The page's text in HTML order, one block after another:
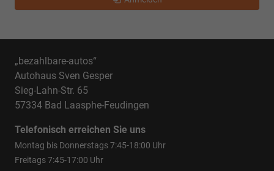
„bezahlbare-autos“
Autohaus Sven Gesper
Sieg-Lahn-Str. 65
57334 Bad Laasphe-Feudingen
Telefonisch erreichen Sie uns
Montag bis Donnerstags 7:45-18:00 Uhr
Freitags 7:45-17:00 Uhr